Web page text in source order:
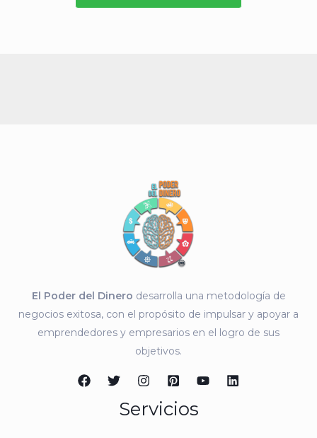
El Poder del Dinero desarrolla una metodología de
negocios exitosa, con el propósito de impulsar y apoyar a
emprendedores y empresarios en el logro de sus
objetivos.
Servicios